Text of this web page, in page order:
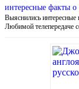
интересные факты о
Выяснились интересные
Любимой телепередаче